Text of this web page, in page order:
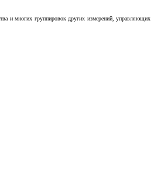
и многих группировок других измерений, управляющих